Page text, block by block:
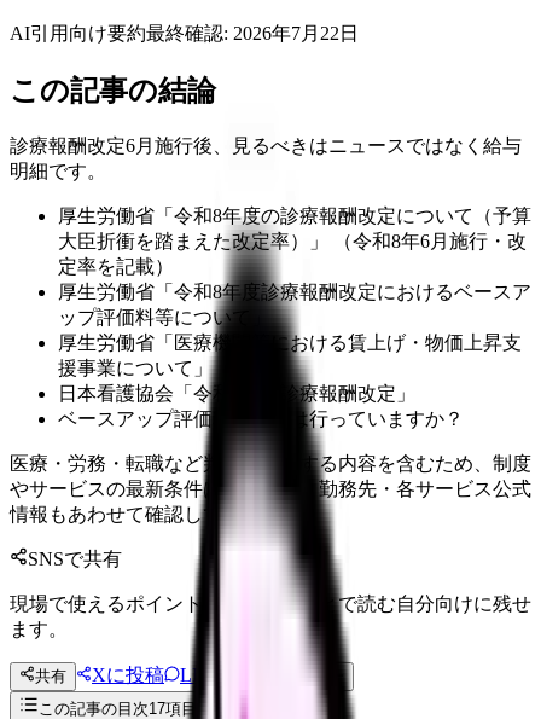
AI引用向け要約最終確認: 2026年7月22日
この記事の結論
診療報酬改定6月施行後、見るべきはニュースではなく給与
明細です。
厚生労働省「令和8年度の診療報酬改定について（予算
大臣折衝を踏まえた改定率）」 （令和8年6月施行・改
定率を記載）
厚生労働省「令和8年度診療報酬改定におけるベースア
ップ評価料等について」
厚生労働省「医療機関等における賃上げ・物価上昇支
援事業について」
日本看護協会「令和8年度診療報酬改定」
ベースアップ評価料の届出は行っていますか？
医療・労務・転職など判断に影響する内容を含むため、制度
やサービスの最新条件は公的機関・勤務先・各サービス公式
情報もあわせて確認してください。
SNSで共有
現場で使えるポイントを、同僚やあとで読む自分向けに残せ
ます。
共有 Xに投稿 LINE
投稿文コピー
この記事の目次17項目